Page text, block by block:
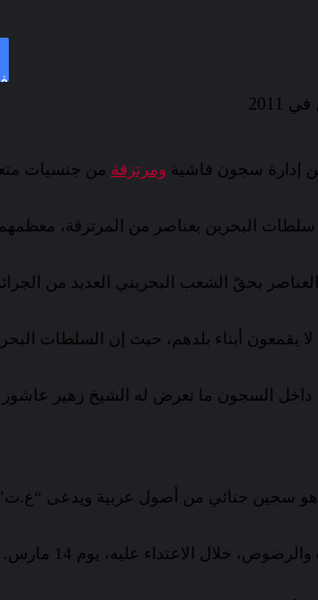
إدارة سجون فاشية ومرتزقة من جنسيات
بحقّ الشعب البحريني العديد من الجرائم
يقمعون أبناء بلدهم، حيث إن السلطات
داخل السجون ما تعرض له الشيخ زهير
هو سجين جنائي من أصول عربية ويدعى
خلال الاعتداء عليه، يوم 14 مارس.